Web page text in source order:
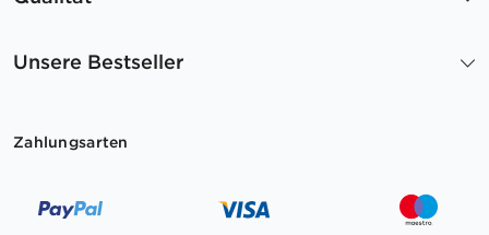
Unsere Bestseller
Zahlungsarten